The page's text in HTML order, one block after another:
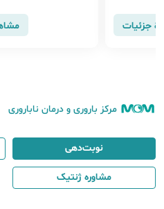
جزئیات
خامت، حجم و وزن
ولد مورد بررسی قرار
مرکز باروری و درمان ناباروری
نوبت‌دهی
مشاوره ژنتیک